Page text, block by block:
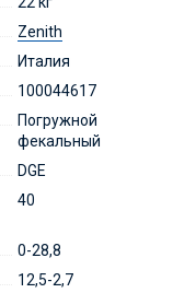
Zenith
Италия
100044617
Погружной
фекальный
DGE
40
0-28,8
12,5-2,7